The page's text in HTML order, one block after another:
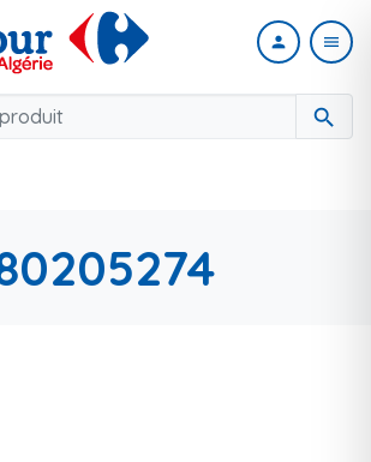
search
person menu